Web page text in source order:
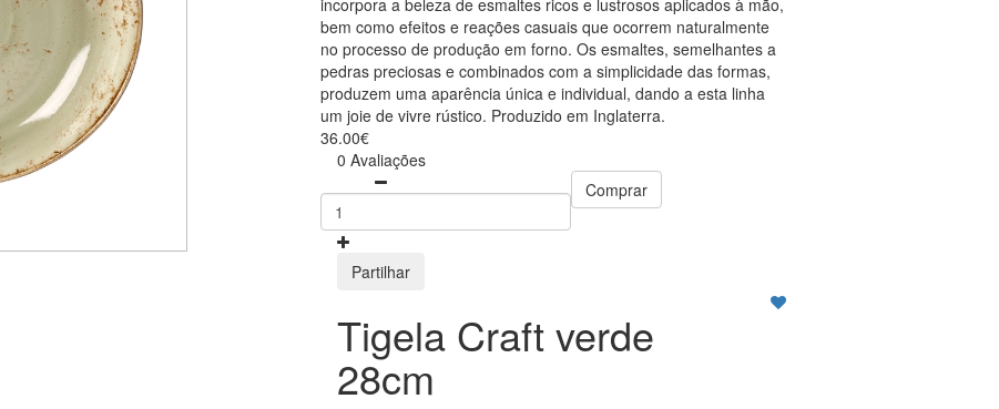
incorpora a beleza de esmaltes ricos e lustrosos aplicados à mão,
bem como efeitos e reações casuais que ocorrem naturalmente
no processo de produção em forno. Os esmaltes, semelhantes a
pedras preciosas e combinados com a simplicidade das formas,
produzem uma aparência única e individual, dando a esta linha
um joie de vivre rústico. Produzido em Inglaterra.
36.00€
0 Avaliações
Comprar
Partilhar
Tigela Craft verde
28cm